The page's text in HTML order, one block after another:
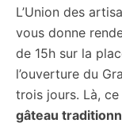
L’Union des
vous donne
de 15h sur la
l’ouverture du
trois jours. Là, ce
gâteau